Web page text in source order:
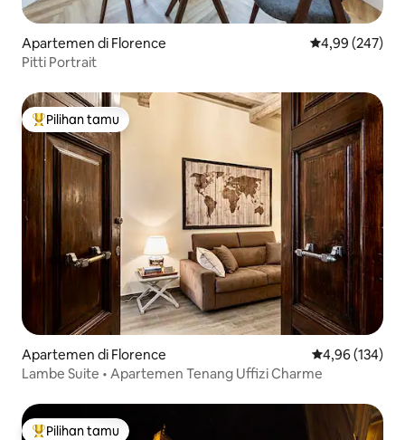
Apartemen di Florence Nilai rata-rata
4,99 (247)
Pitti Portrait
Pilihan tamu terpopuler
Pilihan tamu
Apartemen di Florence Nilai rata-rata
4,96 (134)
Lambe Suite • Apartemen Tenang Uffizi Charme
Pilihan tamu